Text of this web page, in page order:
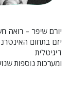
יורם שיפר – רואה
יזם בתחום
דיגיטלית
ומערכות נוספות